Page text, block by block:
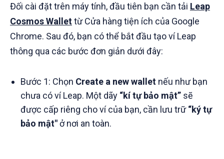
Đối cài đặt trên máy tính, đầu tiên bạn cần tải Leap
Cosmos Wallettừ Cửa hàng tiện ích của Google
Chrome. Sau đó, bạn có thể bắt đầu tạo ví Leap
thông qua các bước đơn giản dưới đây:
Bước 1: Chọn Create a new walletnếu như bạn
chưa có ví Leap. Một dãy “kí tự bảo mật”sẽ
được cấp riêng cho ví của bạn, cần lưu trữ“ký tự
bảo mật"ở nơi an toàn.